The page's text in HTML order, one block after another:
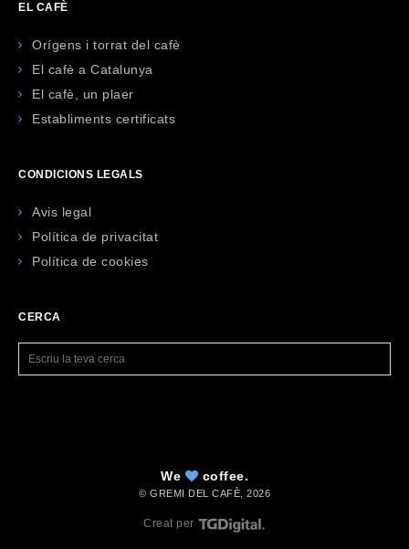
EL CAFÈ
Orígens i torrat del cafè
El cafè a Catalunya
El cafè, un plaer
Establiments certificats
CONDICIONS LEGALS
Avis legal
Política de privacitat
Política de cookies
CERCA
We coffee.
© GREMI DEL CAFÈ, 2026
Creat per